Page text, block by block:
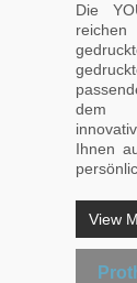
Die
dem
Ihnen
View